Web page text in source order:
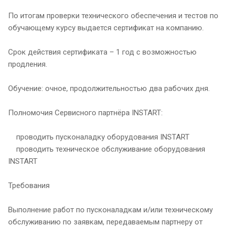
По итогам проверки технического обеспечения и тестов по
обучающему курсу выдается сертификат на компанию.
Срок действия сертификата – 1 год с возможностью
продления.
Обучение: очное, продолжительностью два рабочих дня.
Полномочия Сервисного партнёра INSTART:
проводить пусконаладку оборудования INSTART
проводить техническое обслуживание оборудования
INSTART
Требования
Выполнение работ по пусконаладкам и/или техническому
обслуживанию по заявкам, передаваемым партнеру от